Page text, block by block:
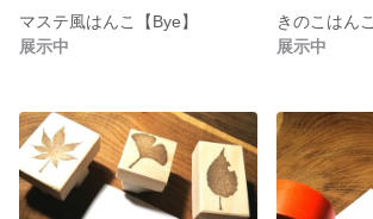
マステ風はんこ【Bye】
展示中
きのこはんこ
展示中